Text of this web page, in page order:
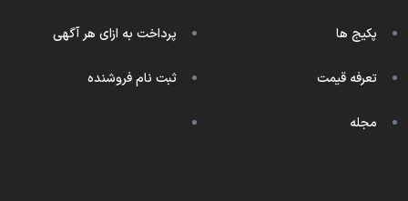
پکیج ها
تعرفه قیمت
مجله
پرداخت به ازای هر آگهی
ثبت نام فروشنده